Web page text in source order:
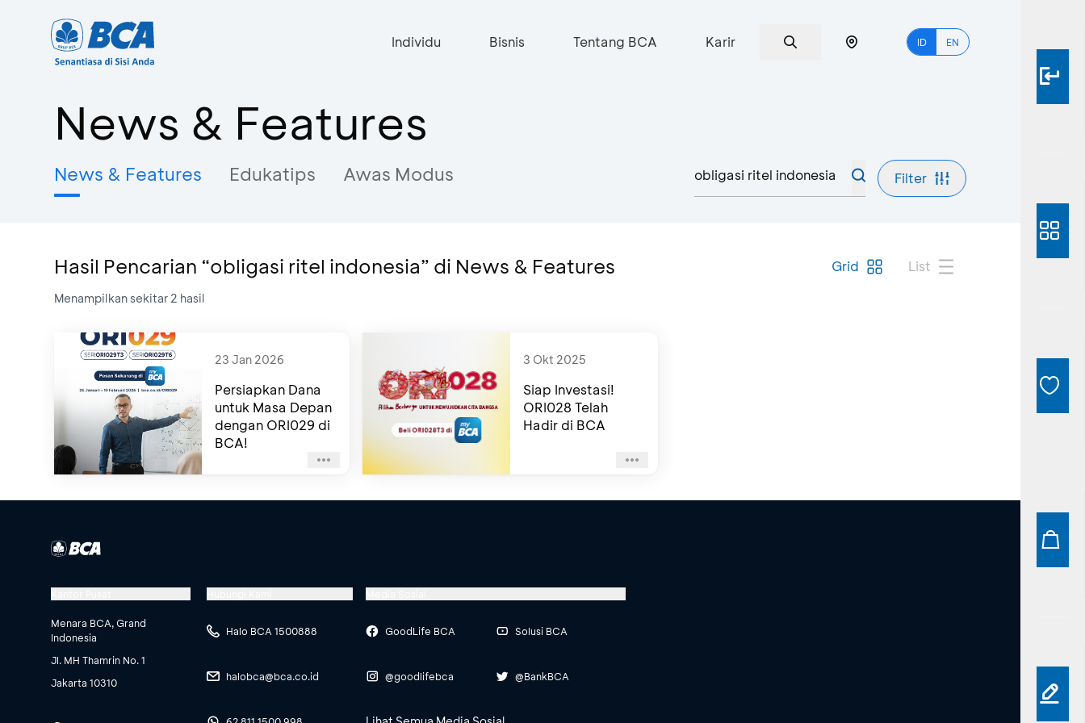
Individu Bisnis Tentang BCA Karir ID EN
News & Features
News & Features Edukatips Awas Modus Filter
Hasil Pencarian “obligasi ritel indonesia” di News & Features Grid List
Menampilkan sekitar2 hasil
23 Jan 2026
Persiapkan Dana
untuk Masa Depan
dengan ORI029 di
BCA!
3 Okt 2025
Siap Investasi!
ORI028 Telah
Hadir di BCA
Menara BCA, Grand
Indonesia
Jl. MH Thamrin No. 1
Jakarta 10310
Halo BCA 1500888
halobca@bca.co.id
GoodLife BCA
@goodlifebca
Solusi BCA
@BankBCA